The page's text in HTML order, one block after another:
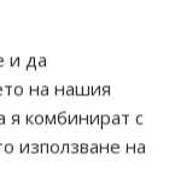
и да
на нашия
я комбинират с
използване на